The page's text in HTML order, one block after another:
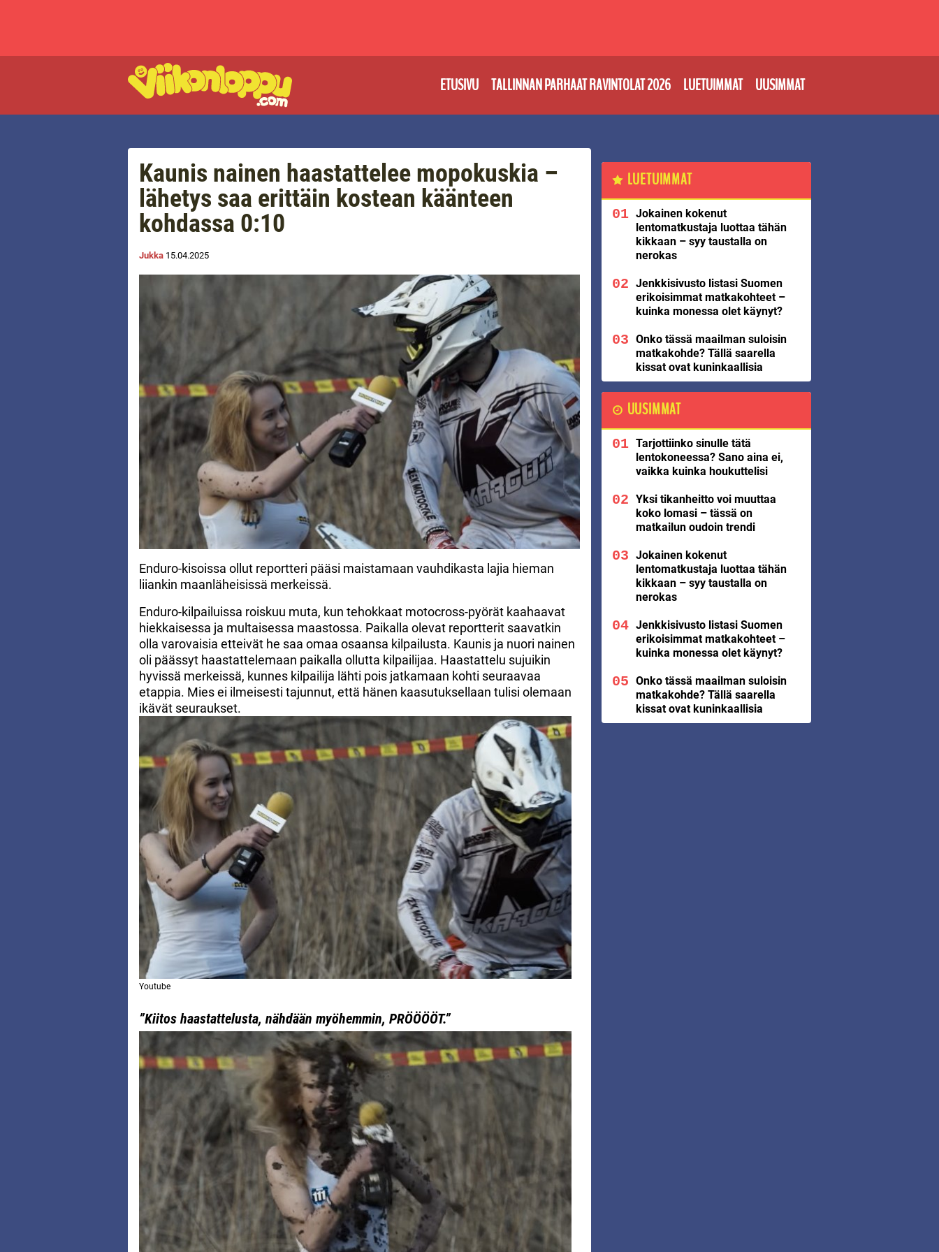
ETUSIVU TALLINNAN PARHAAT RAVINTOLAT 2026 LUETUIMMAT UUSIMMAT
Kaunis nainen haastattelee mopokuskia –
lähetys saa erittäin kostean käänteen
kohdassa 0:10
Jukka 15.04.2025
Enduro-kisoissa ollut reportteri pääsi maistamaan vauhdikasta lajia hieman
liiankin maanläheisissä merkeissä.
Enduro-kilpailuissa roiskuu muta, kun tehokkaat motocross-pyörät kaahaavat
hiekkaisessa ja multaisessa maastossa. Paikalla olevat reportterit saavatkin
olla varovaisia etteivät he saa omaa osaansa kilpailusta. Kaunis ja nuori nainen
oli päässyt haastattelemaan paikalla ollutta kilpailijaa. Haastattelu sujuikin
hyvissä merkeissä, kunnes kilpailija lähti pois jatkamaan kohti seuraavaa
etappia. Mies ei ilmeisesti tajunnut, että hänen kaasutuksellaan tulisi olemaan
ikävät seuraukset.
Youtube
”Kiitos haastattelusta, nähdään myöhemmin, PRÖÖÖÖT.”
LUETUIMMAT
Jokainen kokenut
lentomatkustaja luottaa tähän
kikkaan – syy taustalla on
nerokas
Jenkkisivusto listasi Suomen
erikoisimmat matkakohteet –
kuinka monessa olet käynyt?
Onko tässä maailman suloisin
matkakohde? Tällä saarella
kissat ovat kuninkaallisia
UUSIMMAT
Tarjottiinko sinulle tätä
lentokoneessa? Sano aina ei,
vaikka kuinka houkuttelisi
Yksi tikanheitto voi muuttaa
koko lomasi – tässä on
matkailun oudoin trendi
Jokainen kokenut
lentomatkustaja luottaa tähän
kikkaan – syy taustalla on
nerokas
Jenkkisivusto listasi Suomen
erikoisimmat matkakohteet –
kuinka monessa olet käynyt?
Onko tässä maailman suloisin
matkakohde? Tällä saarella
kissat ovat kuninkaallisia